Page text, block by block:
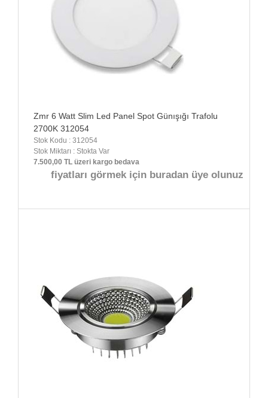
Zmr 6 Watt Slim Led Panel Spot Günışığı Trafolu
2700K 312054
Stok Kodu : 312054
Stok Miktarı : Stokta Var
7.500,00 TL üzeri kargo bedava
fiyatları görmek için buradan üye olunuz